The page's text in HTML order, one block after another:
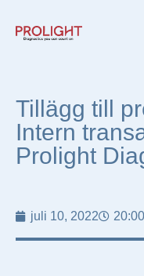
Tillägg till
Intern
Prolight
juli 10, 2022 20:00